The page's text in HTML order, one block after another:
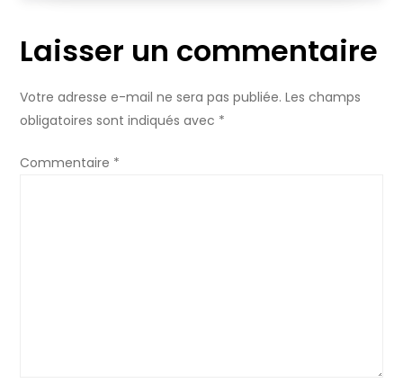
i
g
Laisser un commentaire
Votre adresse e-mail ne sera pas publiée. Les champs
obligatoires sont indiqués avec *
Commentaire *